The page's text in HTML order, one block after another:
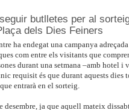
butlletes per al
dels Dies Feiners
ha endegat una campanya
com entre els visitants que
durant una setmana –amb hotel
requisit és que durant aquests
entrarà en el sorteig.
ja que aquell mateix